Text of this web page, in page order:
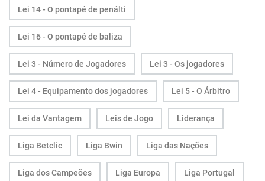
Lei 14 - O pontapé de penálti
Lei 16 - O pontapé de baliza
Lei 3 - Número de Jogadores Lei 3 - Os jogadores
Lei 4 - Equipamento dos jogadores Lei 5 - O Árbitro
Lei da Vantagem Leis de Jogo Liderança
Liga Betclic Liga Bwin Liga das Nações
Liga dos Campeões Liga Europa Liga Portugal